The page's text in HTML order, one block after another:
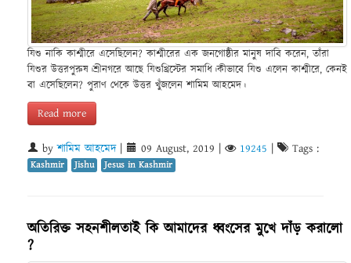
যিশু নাকি কাশ্মীরে এসেছিলেন? কাশ্মীরের এক জনগোষ্ঠীর মানুষ দাবি করেন, তাঁরা
যিশুর উত্তরপুরুষ।শ্রীনগরে আছে যিশুখ্রিস্টের সমাধি।কীভাবে যিশু এলেন কাশ্মীরে, কেনই
বা এসেছিলেন? পুরাণ থেকে উত্তর খুঁজলেন শামিম আহমেদ।
Read more
byশামিম আহমেদ| 09 August, 2019 19245 Tags :
Kashmir Jishu Jesus in Kashmir
অতিরিক্ত সহনশীলতাই কি আমাদের ধ্বংসের মুখে দাঁড় করালো
?